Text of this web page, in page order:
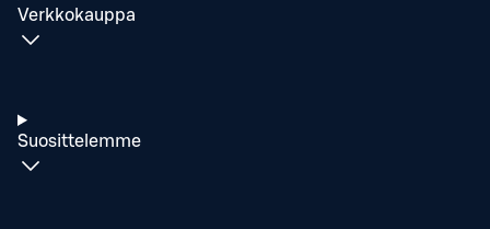
Verkkokauppa
Suosittelemme